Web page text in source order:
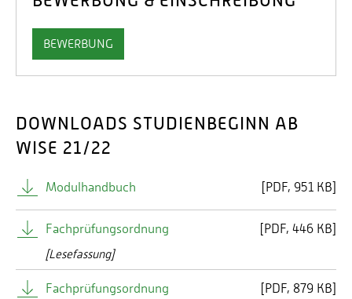
Herr Michael Fuchs
Industriegebiet 3
55768 Hoppstädten-Weiersbach
Kontakt: MFuchs(at)rofu.de
Webseite:
BEWERBUNG
DOWNLOADS STUDIENBEGINN AB
WISE 21/22
Modulhandbuch [PDF 951 KB]
Fachprüfungsordnung [PDF 446 KB]
[Lesefassung]
Fachprüfungsordnung [PDF 879 KB]